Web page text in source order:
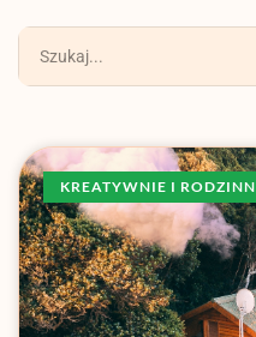
KREATYWNIE I